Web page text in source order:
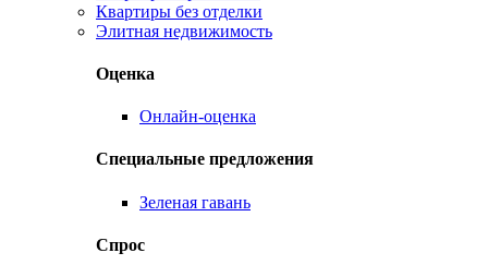
Квартиры без отделки
Элитная недвижимость
Оценка
Онлайн-оценка
Специальные предложения
Зеленая гавань
Спрос